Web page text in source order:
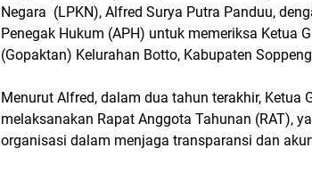
Negara (LPKN), Alfred Surya Putra Panduu,
Penegak Hukum (APH) untuk memeriksa Ketua
(Gopaktan) Kelurahan Botto, Kabupaten
Menurut Alfred, dalam dua tahun terakhir, Ketua
melaksanakan Rapat Anggota Tahunan (RAT),
organisasi dalam menjaga transparansi dan